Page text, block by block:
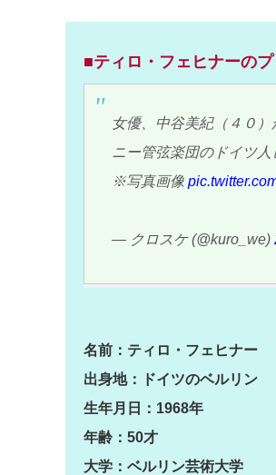
■ティロ・フェヒナーのプ
女優、中谷美紀（４０
ニー管弦楽団のドイツ
※写真画像
— クロスケ (@kuro_we)
名前：ティロ・フェヒナー
出身地：ドイツのベルリン
生年月日：1968年
年齢：50才
大学：ベルリン芸術大学